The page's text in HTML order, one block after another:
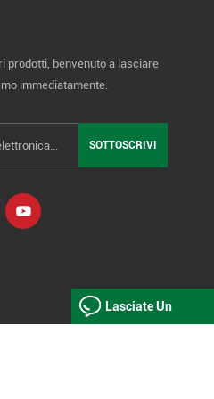
prodotti, benvenuto a lasciare
immediatamente.
Lasciate Un